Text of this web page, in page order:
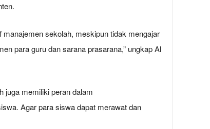
sekolah, meskipun tidak mengajar
para guru dan sarana prasarana,” ungkap Al
juga memiliki peran dalam
Agar para siswa dapat merawat dan